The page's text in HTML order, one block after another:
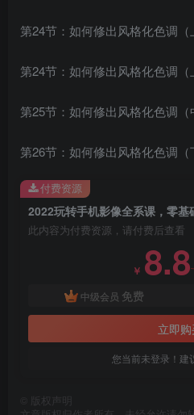
第24节：如何修出风格化色调（
第24节：如何修出风格化色调
第25节：如何修出风格化色调（
第26节：如何修出风格化色调（
此内容为付费资源，请付费后查看
￥ 8.8
中级会员 免费
立即
您当前未登录！建
付费资源
版权声明